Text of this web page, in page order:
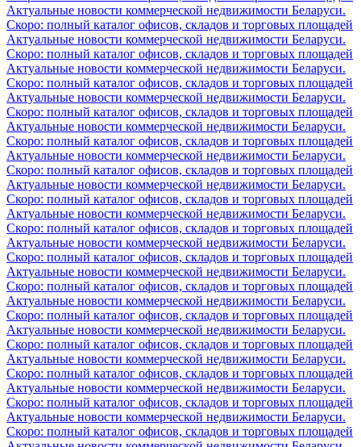
Актуальные новости коммерческой недвижимости Беларуси.
Скоро: полный каталог офисов, складов и торговых площадей
Актуальные новости коммерческой недвижимости Беларуси.
Скоро: полный каталог офисов, складов и торговых площадей
Актуальные новости коммерческой недвижимости Беларуси.
Скоро: полный каталог офисов, складов и торговых площадей
Актуальные новости коммерческой недвижимости Беларуси.
Скоро: полный каталог офисов, складов и торговых площадей
Актуальные новости коммерческой недвижимости Беларуси.
Скоро: полный каталог офисов, складов и торговых площадей
Актуальные новости коммерческой недвижимости Беларуси.
Скоро: полный каталог офисов, складов и торговых площадей
Актуальные новости коммерческой недвижимости Беларуси.
Скоро: полный каталог офисов, складов и торговых площадей
Актуальные новости коммерческой недвижимости Беларуси.
Скоро: полный каталог офисов, складов и торговых площадей
Актуальные новости коммерческой недвижимости Беларуси.
Скоро: полный каталог офисов, складов и торговых площадей
Актуальные новости коммерческой недвижимости Беларуси.
Скоро: полный каталог офисов, складов и торговых площадей
Актуальные новости коммерческой недвижимости Беларуси.
Скоро: полный каталог офисов, складов и торговых площадей
Актуальные новости коммерческой недвижимости Беларуси.
Скоро: полный каталог офисов, складов и торговых площадей
Актуальные новости коммерческой недвижимости Беларуси.
Скоро: полный каталог офисов, складов и торговых площадей
Актуальные новости коммерческой недвижимости Беларуси.
Скоро: полный каталог офисов, складов и торговых площадей
Актуальные новости коммерческой недвижимости Беларуси.
Скоро: полный каталог офисов, складов и торговых площадей